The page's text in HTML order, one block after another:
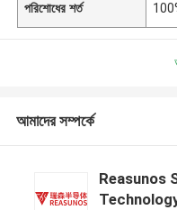
পরিশোধের শর্ত
আমাদের সম্পর্কে
Reasunos